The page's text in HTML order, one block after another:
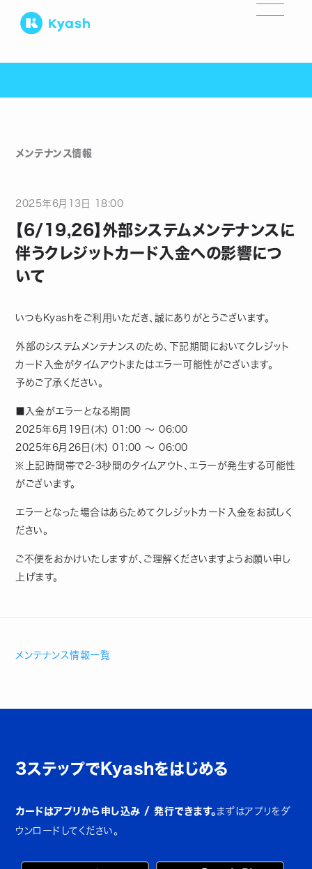
メンテナンス情報
2025年 6月 13 日 18:00
【6/19,26】外部システムメンテナンスに
伴うクレジットカード入金への影響につ
いて
いつもKyashをご利用いただき、誠にありがとうございます。
外部のシステムメンテナンスのため、下記期間においてクレジット
カード入金がタイムアウトまたはエラー可能性がございます。
予めご了承ください。
■入金がエラーとなる期間
2025年6月19日(木) 01:00 ～ 06:00
2025年6月26日(木) 01:00 ～ 06:00
※上記時間帯で2-3秒間のタイムアウト、エラーが発生する可能性
がございます。
エラーとなった場合はあらためてクレジットカード入金をお試しく
ださい。
ご不便をおかけいたしますが、ご理解くださいますようお願い申し
上げます。
メンテナンス情報一覧
3ステップでKyashをはじめる
カードはアプリから申し込み / 発行できます。 まずはアプリをダ
ウンロードしてください。